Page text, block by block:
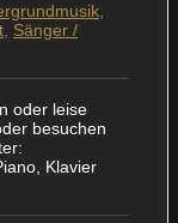
Sänger /
oder leise
besuchen
Klavier